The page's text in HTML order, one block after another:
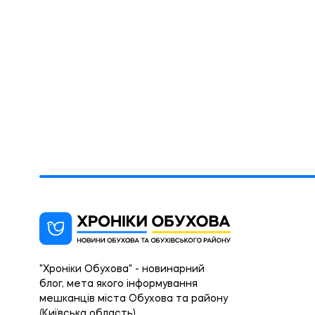
"Хроніки Обухова" - новинарний
блог, мета якого інформування
мешканців міста Обухова та району